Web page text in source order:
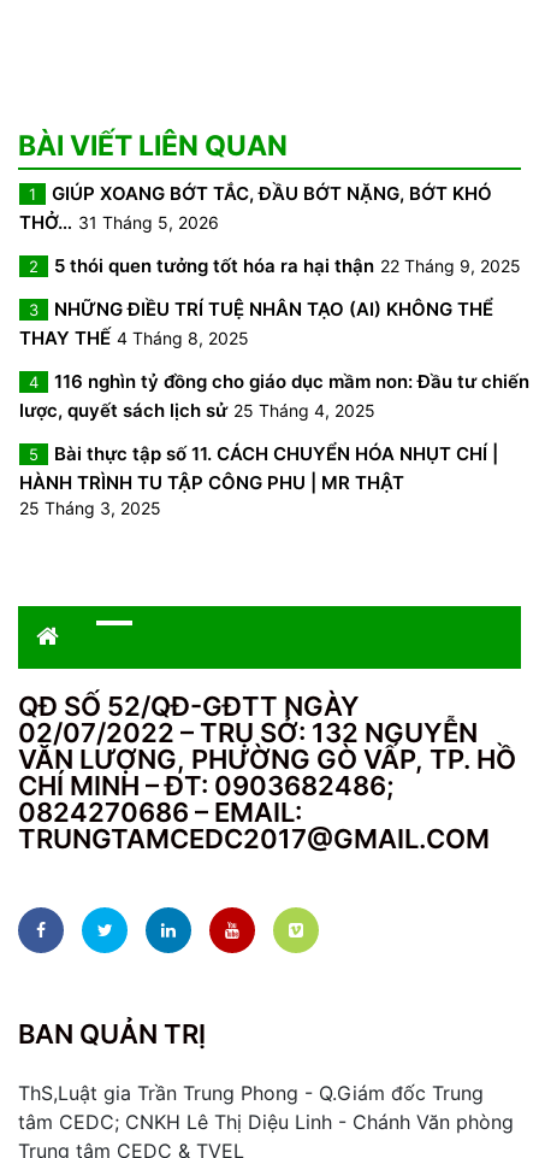
BÀI VIẾT LIÊN QUAN
1
GIÚP XOANG BỚT TẮC, ĐẦU BỚT NẶNG, BỚT KHÓ
THỞ… 31 Tháng 5, 2026
2 5 thói quen tưởng tốt hóa ra hại thận 22 Tháng 9, 2025
3
NHỮNG ĐIỀU TRÍ TUỆ NHÂN TẠO (AI) KHÔNG THỂ
THAY THẾ 4 Tháng 8, 2025
4
116 nghìn tỷ đồng cho giáo dục mầm non: Đầu tư chiến
lược, quyết sách lịch sử 25 Tháng 4, 2025
5
Bài thực tập số 11. CÁCH CHUYỂN HÓA NHỤT CHÍ |
HÀNH TRÌNH TU TẬP CÔNG PHU | MR THẬT
25 Tháng 3, 2025
QĐ SỐ 52/QĐ-GĐTT NGÀY
02/07/2022 – TRỤ SỞ: 132 NGUYỄN
VĂN LƯỢNG, PHƯỜNG GÒ VẤP, TP. HỒ
CHÍ MINH – ĐT: 0903682486;
0824270686 – EMAIL:
TRUNGTAMCEDC2017@GMAIL.COM
BAN QUẢN TRỊ
ThS,Luật gia Trần Trung Phong - Q.Giám đốc Trung
tâm CEDC; CNKH Lê Thị Diệu Linh - Chánh Văn phòng
Trung tâm CEDC & TVEL